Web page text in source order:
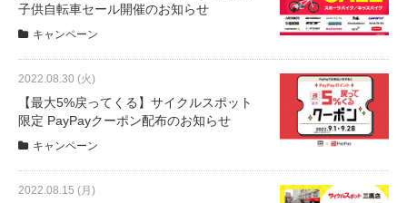
求人情報
募集中の求人情報
法人様
法人様向け割引
子供自転車セール開催のお知らせ
キャンペーン
2022.08.30 (火)
【最大5%戻ってくる】サイクルスポット
限定 PayPayクーポン配布のお知らせ
キャンペーン
2022.08.15 (月)